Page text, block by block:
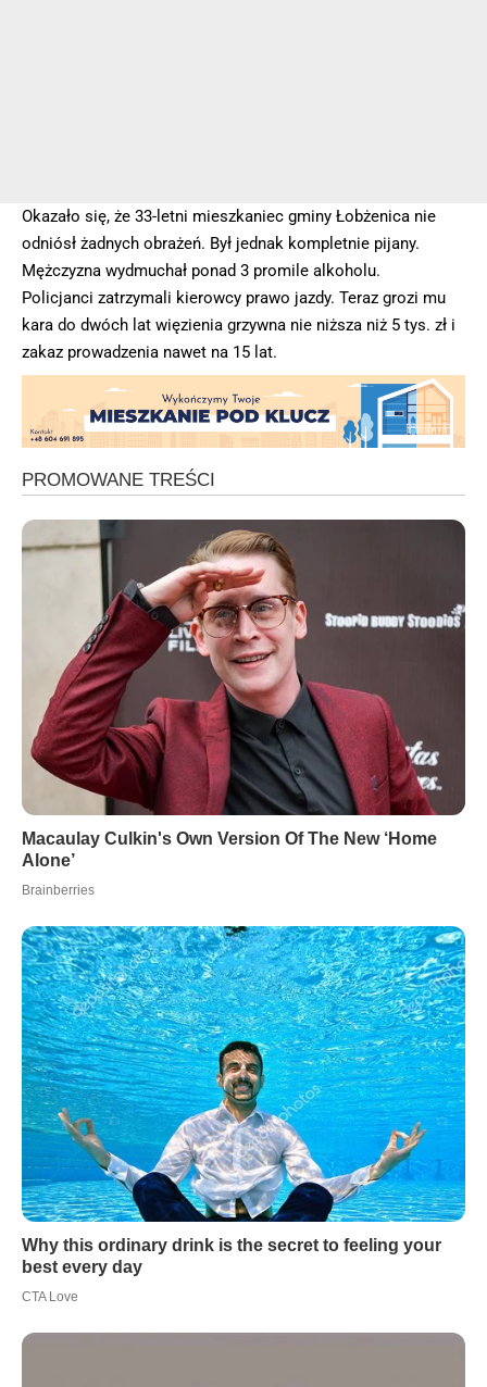
Okazało się, że 33-letni mieszkaniec gminy Łobżenica nie
odniósł żadnych obrażeń. Był jednak kompletnie pijany.
Mężczyzna wydmuchał ponad 3 promile alkoholu.
Policjanci zatrzymali kierowcy prawo jazdy. Teraz grozi mu
kara do dwóch lat więzienia grzywna nie niższa niż 5 tys. zł i
zakaz prowadzenia nawet na 15 lat.